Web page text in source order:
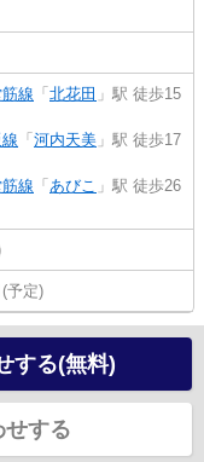
線 「 北花田 」駅 徒歩15
「 河内天美 」駅 徒歩17
線 「 あびこ 」駅 徒歩26
予定)
する(無料)
せする